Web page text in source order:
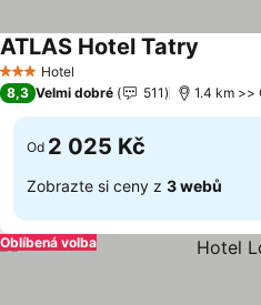
3 Počet hvězdiček
Hotel
ATLAS Hotel Tatry
8,3 Velmi dobré 511 1.4 km >>
Od 2 025 Kč
Zobrazte si ceny z 3 webů
Oblíbená volba